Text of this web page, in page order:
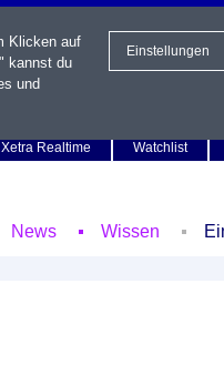
Xetra Realtime
Watchlist
News Wissen
Klicken auf
kannst du
und
Einstellungen